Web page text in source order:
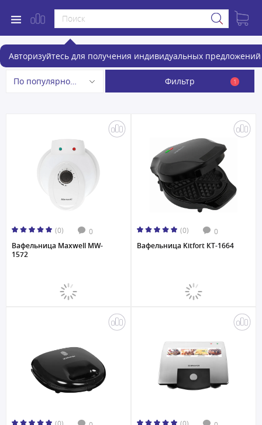
Авторизуйтесь для получения индивидуальных предложений
Вафельницы
По популярности Фильтр 1
(0) 0
Вафельница Maxwell MW-
1572
(0) 0
Вафельница Kitfort КТ-1664